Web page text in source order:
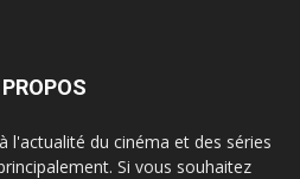
l'actualité du cinéma et des séries
Si vous souhaitez